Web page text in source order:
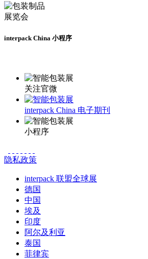
interpack China 小程序
关注官微
interpack China 电子期刊
小程序
隐私政策
interpack 联盟全球展
德国
中国
埃及
印度
阿尔及利亚
泰国
菲律宾